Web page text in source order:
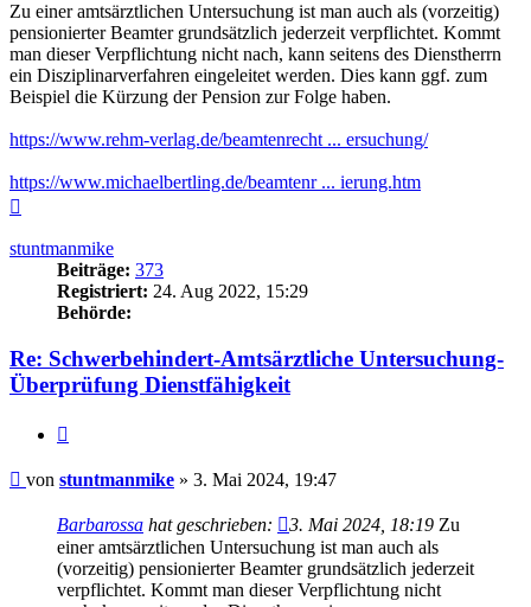
Zu einer amtsärztlichen Untersuchung ist man auch als (vorzeitig)
pensionierter Beamter grundsätzlich jederzeit verpflichtet. Kommt
man dieser Verpflichtung nicht nach, kann seitens des Dienstherrn
ein Disziplinarverfahren eingeleitet werden. Dies kann ggf. zum
Beispiel die Kürzung der Pension zur Folge haben.
https://www.rehm-verlag.de/beamtenrecht ... ersuchung/
https://www.michaelbertling.de/beamtenr ... ierung.htm
stuntmanmike
Beiträge: 373
Registriert: 24. Aug 2022, 15:29
Behörde:
Re: Schwerbehindert-Amtsärztliche Untersuchung-
Überprüfung Dienstfähigkeit
Beitrag
von stuntmanmike » 3. Mai 2024, 19:47
Barbarossa hat geschrieben: 3. Mai 2024, 18:19 Zu
einer amtsärztlichen Untersuchung ist man auch als
(vorzeitig) pensionierter Beamter grundsätzlich jederzeit
verpflichtet. Kommt man dieser Verpflichtung nicht